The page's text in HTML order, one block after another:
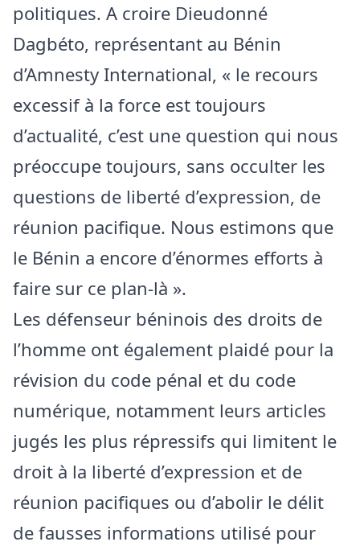
politiques. A croire Dieudonné
Dagbéto, représentant au Bénin
d’Amnesty International, « le recours
excessif à la force est toujours
d’actualité, c’est une question qui nous
préoccupe toujours, sans occulter les
questions de liberté d’expression, de
réunion pacifique. Nous estimons que
le Bénin a encore d’énormes efforts à
faire sur ce plan-là ».
Les défenseur béninois des droits de
l’homme ont également plaidé pour la
révision du code pénal et du code
numérique, notamment leurs articles
jugés les plus répressifs qui limitent le
droit à la liberté d’expression et de
réunion pacifiques ou d’abolir le délit
de fausses informations utilisé pour